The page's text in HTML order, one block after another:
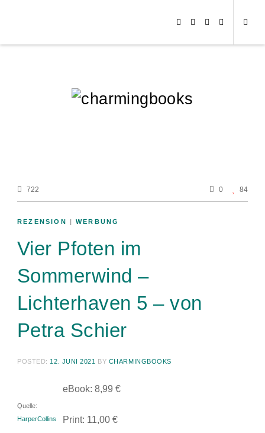
722 0 84
REZENSION | WERBUNG
Vier Pfoten im
Sommerwind –
Lichterhaven 5 – von
Petra Schier
POSTED: 12. JUNI 2021 BY CHARMINGBOOKS
Quelle:
HarperCollins
eBook: 8,99 €
Print: 11,00 €